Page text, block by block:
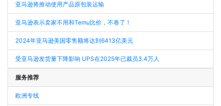
亚马逊将推动使用产品原包装运输
亚马逊表示卖家不用和Temu比价，不卷了！
2024年亚马逊美国零售额将达到6413亿美元
受亚马逊发货量下降影响 UPS在2025年已裁员3.4万人
服务推荐
欧洲专线